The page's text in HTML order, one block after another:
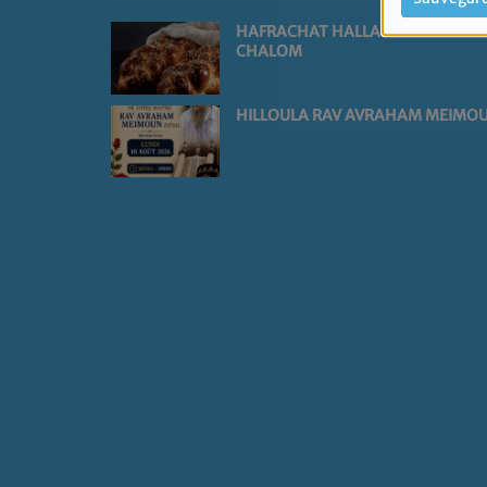
HAFRACHAT HALLA - NETIVOT
CHALOM
HILLOULA RAV AVRAHAM